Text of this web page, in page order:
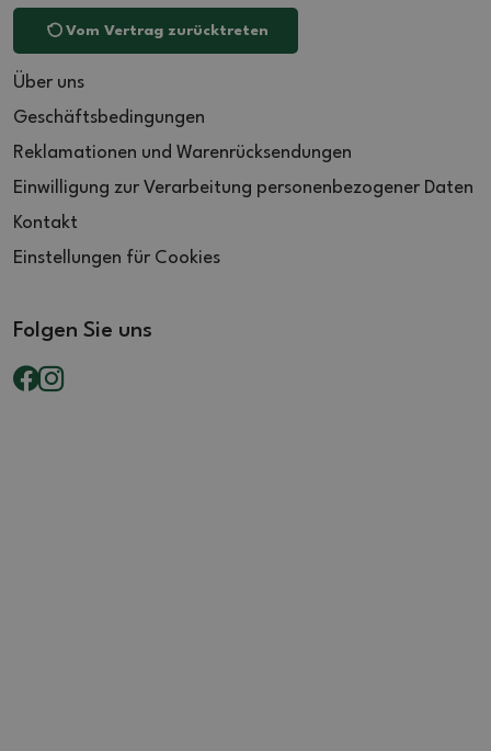
Vom Vertrag zurücktreten
Über uns
Geschäftsbedingungen
Reklamationen und Warenrücksendungen
Einwilligung zur Verarbeitung personenbezogener Daten
Kontakt
Einstellungen für Cookies
Folgen Sie uns